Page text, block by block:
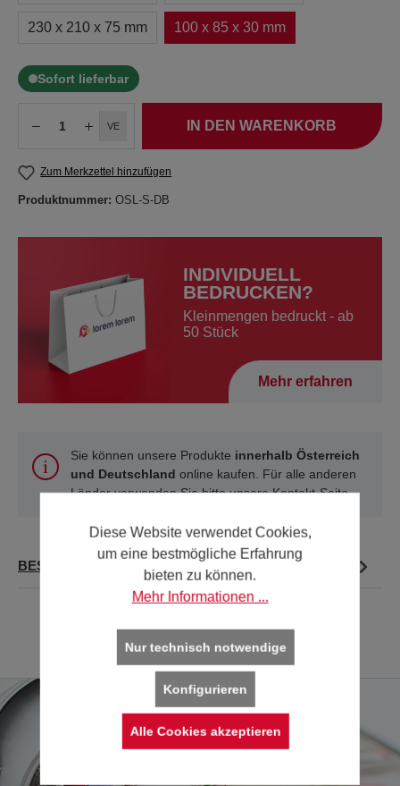
230 x 210 x 75 mm 100 x 85 x 30 mm
Sofort lieferbar
VE IN DEN WARENKORB
Zum Merkzettel hinzufügen
Produktnummer: OSL-S-DB
INDIVIDUELL
BEDRUCKEN?
Kleinmengen bedruckt - ab
50 Stück
Mehr erfahren
Sie können unsere Produkte innerhalb Österreich
und Deutschland online kaufen. Für alle anderen
Länder verwenden Sie bitte unsereKontakt-Seite.
BESCHREIBUNG
Diese Website verwendet Cookies,
um eine bestmögliche Erfahrung
bieten zu können.
Mehr Informationen ...
Nur technisch notwendige
Konfigurieren
Alle Cookies akzeptieren